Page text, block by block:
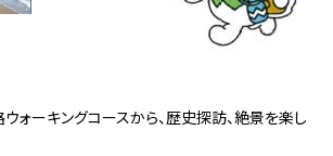
グコースから、歴史探訪、絶景を楽し